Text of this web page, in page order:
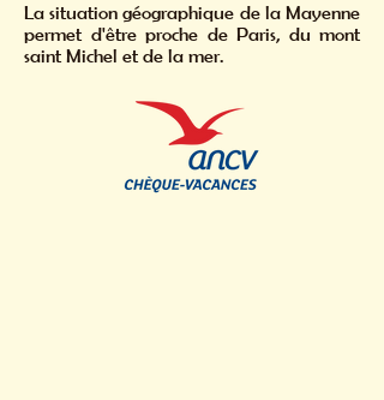
La situation géographique de la Mayenne
permet d'être proche de Paris, du mont
saint Michel et de la mer.